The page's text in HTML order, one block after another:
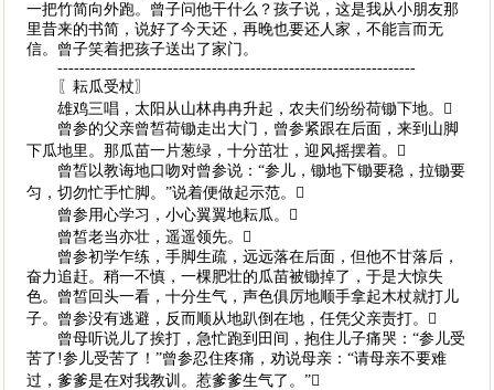
一把竹简向外跑。曾子问他干什么？孩子说，这是我从小朋友那
里昔来的书简，说好了今天还，再晚也要还人家，不能言而无
信。曾子笑着把孩子送出了家门。
-----------------------------------------------------------------
〖耘瓜受杖〗
雄鸡三唱，太阳从山林冉冉升起，农夫们纷纷荷锄下地。
曾参的父亲曾皙荷锄走出大门，曾参紧跟在后面，来到山脚
下瓜地里。那瓜苗一片葱绿，十分茁壮，迎风摇摆着。
曾皙以教诲地口吻对曾参说：“参儿，锄地下锄要稳，拉锄要
匀，切勿忙手忙脚。”说着便做起示范。
曾参用心学习，小心翼翼地耘瓜。
曾皙老当亦壮，遥遥领先。
曾参初学乍练，手脚生疏，远远落在后面，但他不甘落后，
奋力追赶。稍一不慎，一棵肥壮的瓜苗被锄掉了，于是大惊失
色。曾皙回头一看，十分生气，声色俱厉地顺手拿起木杖就打儿
子。曾参没有逃避，反而顺从地趴倒在地，任凭父亲责打。
曾母听说儿了挨打，急忙跑到田间，抱住儿子痛哭：“参儿受
苦了!参儿受苦了！”曾参忍住疼痛，劝说母亲：“请母亲不要难
过，爹爹是在对我教训。惹爹爹生气了。”